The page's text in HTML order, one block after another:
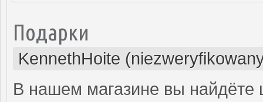
Подарки
KennethHoite
В нашем магазине вы найдёте